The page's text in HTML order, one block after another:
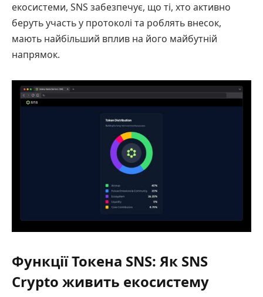
екосистеми, SNS забезпечує, що ті, хто активно
беруть участь у протоколі та роблять внесок,
мають найбільший вплив на його майбутній
напрямок.
Функції Токена SNS: Як SNS
Crypto живить екосистему